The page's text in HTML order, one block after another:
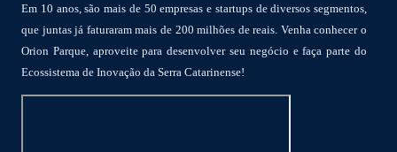
Em 10 anos, são mais de 50 empresas e startups de diversos segmentos,
que juntas já faturaram mais de 200 milhões de reais. Venha conhecer o
Orion Parque, aproveite para desenvolver seu negócio e faça parte do
Ecossistema de Inovação da Serra Catarinense!